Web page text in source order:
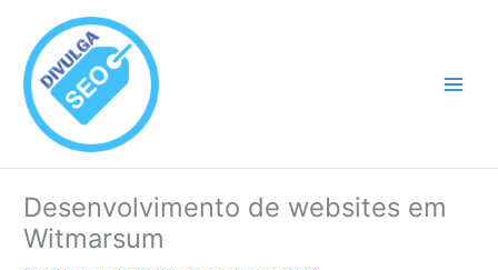
conteúdo
Desenvolvimento de websites em
Witmarsum